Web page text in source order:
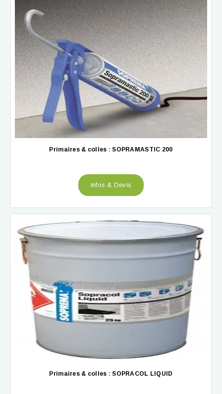
Primaires & colles : SOPRAMASTIC 200
Infos & Devis
Primaires & colles : SOPRACOL LIQUID